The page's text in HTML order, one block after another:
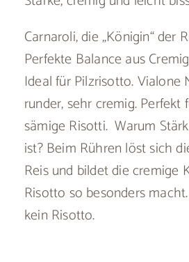
Carnaroli, die „Königin“ der
Perfekte Balance aus
Ideal für Pilzrisotto. Vialone
runder, sehr cremig. Perfekt
sämige Risotti. Warum
ist? Beim Rühren löst sich
Reis und bildet die cremige
Risotto so besonders
kein Risotto.